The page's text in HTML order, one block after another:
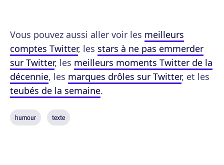
Vous pouvez aussi aller voir les meilleurs
comptes Twitter, les stars à ne pas emmerder
sur Twitter, les meilleurs moments Twitter de la
décennie, les marques drôles sur Twitter, et les
teubés de la semaine.
humour texte